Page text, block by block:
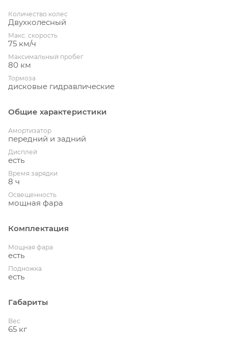
Количество колес
Двухколесный
Макс. скорость
75 км/ч
Максимальный пробег
80 км
Тормоза
дисковые гидравлические
Общие характеристики
Амортизатор
передний и задний
Дисплей
есть
Время зарядки
8 ч
Освещенность
мощная фара
Комплектация
Мощная фара
есть
Подножка
есть
Габариты
Вес
65 кг